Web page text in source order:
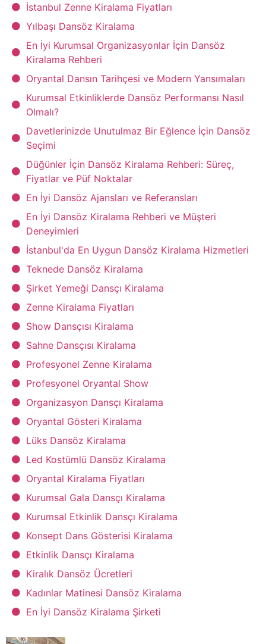
İstanbul Zenne Kiralama Fiyatları
Yılbaşı Dansöz Kiralama
En İyi Kurumsal Organizasyonlar İçin Dansöz
Kiralama Rehberi
Oryantal Dansın Tarihçesi ve Modern Yansımaları
Kurumsal Etkinliklerde Dansöz Performansı Nasıl
Olmalı?
Davetlerinizde Unutulmaz Bir Eğlence İçin Dansöz
Seçimi
Düğünler İçin Dansöz Kiralama Rehberi: Süreç,
Fiyatlar ve Püf Noktalar
En İyi Dansöz Ajansları ve Referansları
En İyi Dansöz Kiralama Rehberi ve Müşteri
Deneyimleri
İstanbul'da En Uygun Dansöz Kiralama Hizmetleri
Teknede Dansöz Kiralama
Şirket Yemeği Dansçı Kiralama
Zenne Kiralama Fiyatları
Show Dansçısı Kiralama
Sahne Dansçısı Kiralama
Profesyonel Zenne Kiralama
Profesyonel Oryantal Show
Organizasyon Dansçı Kiralama
Oryantal Gösteri Kiralama
Lüks Dansöz Kiralama
Led Kostümlü Dansöz Kiralama
Oryantal Kiralama Fiyatları
Kurumsal Gala Dansçı Kiralama
Kurumsal Etkinlik Dansçı Kiralama
Konsept Dans Gösterisi Kiralama
Etkinlik Dansçı Kiralama
Kiralık Dansöz Ücretleri
Kadınlar Matinesi Dansöz Kiralama
En İyi Dansöz Kiralama Şirketi